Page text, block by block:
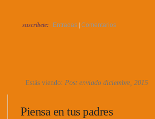
suscríbete: Entradas Comentarios
Estás viendo: Post enviado diciembre, 2015
Piensa en tus padres